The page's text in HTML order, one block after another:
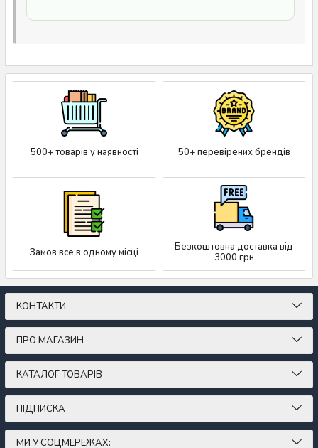
500+ товарів у наявності 50+ перевірених брендів
Замов все в одному місці
Безкоштовна доставка від
3000 грн
КОНТАКТИ
ПРО МАГАЗИН
КАТАЛОГ ТОВАРІВ
ПІДПИСКА
МИ У СОЦМЕРЕЖАХ: